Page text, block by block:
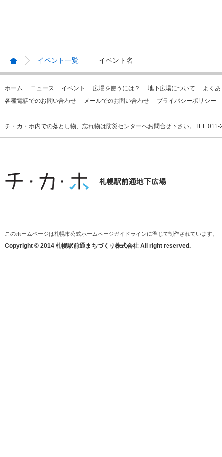
イベント一覧 イベント名
ホーム ニュース イベント 広場を使うには？ 地下広場について
よく
各種電話でのお問い合わせ
メールでのお問い合わせ プライバシーポリシー
チ・カ・ホ内での落とし物、忘れ物は防災センターへお問合せ下さい。
このホームページは札幌市公式ホームページガイドラインに準じて制作されています。
Copyright © 2014 札幌駅前通まちづくり株式会社 All right reserved.